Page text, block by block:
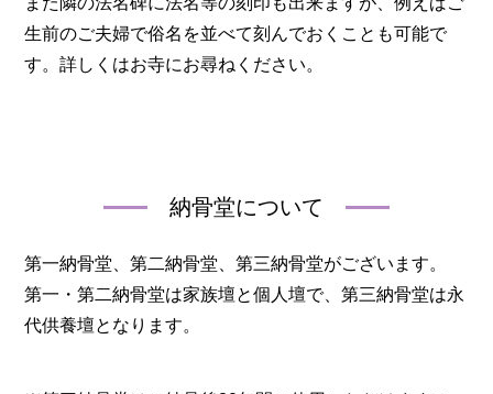
生前のご夫婦で俗名を並べて刻んでおくことも可能で
す。詳しくはお寺にお尋ねください。
納骨堂について
第一納骨堂、第二納骨堂、第三納骨堂がございます。
第一・第二納骨堂は家族壇と個人壇で、第三納骨堂は永
代供養壇となります。